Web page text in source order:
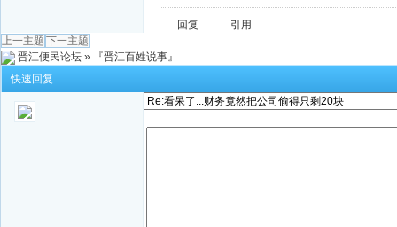
回复
引用
上一主题 下一主题
晋江便民论坛 »
『晋江百姓说事』
快速回复